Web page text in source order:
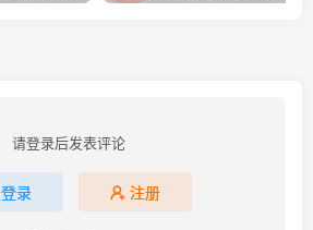
请登录后发表评论
登录 注册